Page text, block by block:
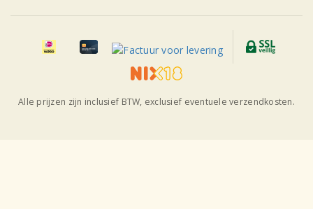
Alle prijzen zijn inclusief BTW, exclusief eventuele verzendkosten.